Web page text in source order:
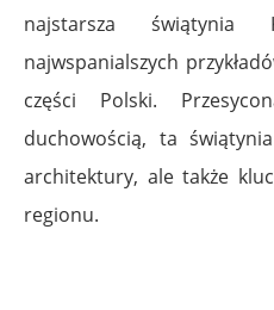
najstarsza
najwspanialszych
części Polski.
duchowością, ta
architektury, ale także
regionu.